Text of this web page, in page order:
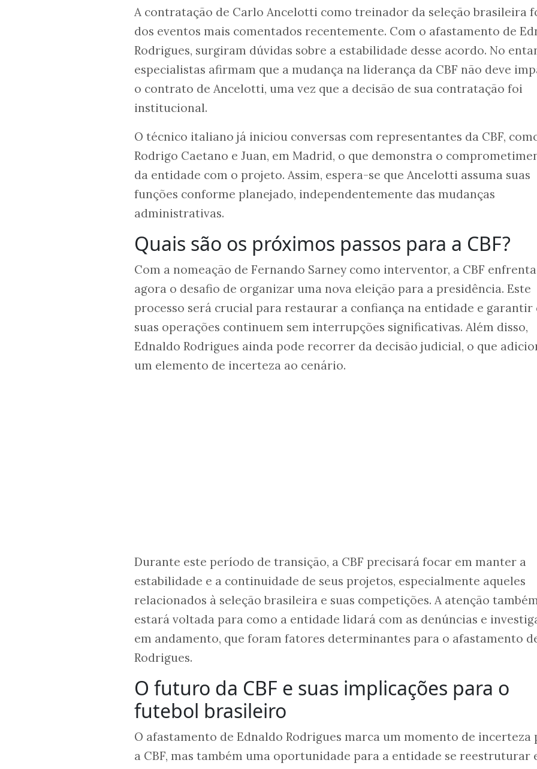
A contratação de Carlo Ancelotti como treinador da seleção brasileira
dos eventos mais comentados recentemente. Com o afastamento de
Rodrigues, surgiram dúvidas sobre a estabilidade desse acordo. No
especialistas afirmam que a mudança na liderança da CBF não deve
o contrato de Ancelotti, uma vez que a decisão de sua contratação foi
institucional.
O técnico italiano já iniciou conversas com representantes da CBF,
Rodrigo Caetano e Juan, em Madrid, o que demonstra o
da entidade com o projeto. Assim, espera-se que Ancelotti assuma suas
funções conforme planejado, independentemente das mudanças
administrativas.
Quais são os próximos passos para a CBF?
Com a nomeação de Fernando Sarney como interventor, a CBF enfrenta
agora o desafio de organizar uma nova eleição para a presidência. Este
processo será crucial para restaurar a confiança na entidade e garantir
suas operações continuem sem interrupções significativas. Além disso,
Ednaldo Rodrigues ainda pode recorrer da decisão judicial, o que
um elemento de incerteza ao cenário.
Durante este período de transição, a CBF precisará focar em manter a
estabilidade e a continuidade de seus projetos, especialmente aqueles
relacionados à seleção brasileira e suas competições. A atenção
estará voltada para como a entidade lidará com as denúncias e
em andamento, que foram fatores determinantes para o afastamento
Rodrigues.
O futuro da CBF e suas implicações para o
futebol brasileiro
O afastamento de Ednaldo Rodrigues marca um momento de incerteza
a CBF, mas também uma oportunidade para a entidade se reestruturar